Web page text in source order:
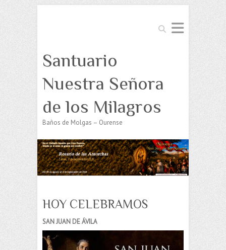
Buscar
Santuario
Nuestra Señora
de los Milagros
Baños de Molgas – Ourense
HOY CELEBRAMOS
SAN JUAN DE ÁVILA